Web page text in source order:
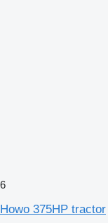
6
Howo 375HP tractor